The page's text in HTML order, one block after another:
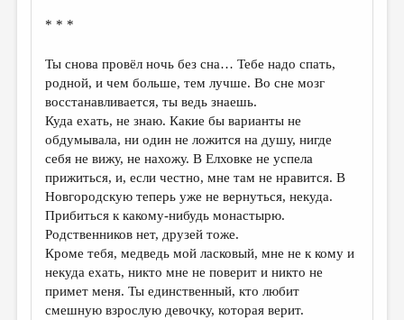
* * *
Ты снова провёл ночь без сна… Тебе надо спать,
родной, и чем больше, тем лучше. Во сне мозг
восстанавливается, ты ведь знаешь.
Куда ехать, не знаю. Какие бы варианты не
обдумывала, ни один не ложится на душу, нигде
себя не вижу, не нахожу. В Елховке не успела
прижиться, и, если честно, мне там не нравится. В
Новгородскую теперь уже не вернуться, некуда.
Прибиться к какому-нибудь монастырю.
Родственников нет, друзей тоже.
Кроме тебя, медведь мой ласковый, мне не к кому и
некуда ехать, никто мне не поверит и никто не
примет меня. Ты единственный, кто любит
смешную взрослую девочку, которая верит.